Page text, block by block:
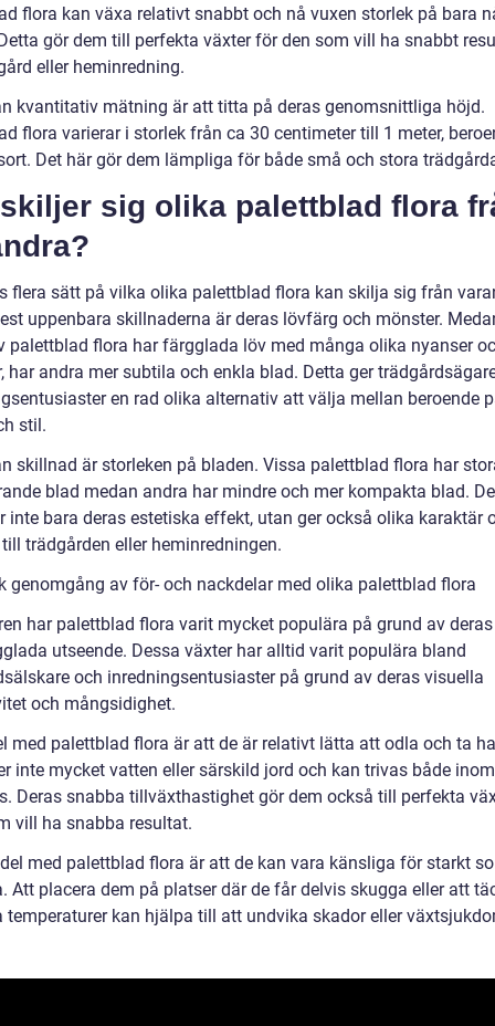
flora kan växa relativt snabbt och nå vuxen storlek på bara
gör dem till perfekta växter för den som vill ha snabbt
eller heminredning.
kvantitativ mätning är att titta på deras genomsnittliga höjd.
flora varierar i storlek från ca 30 centimeter till 1 meter,
Det här gör dem lämpliga för både små och stora
sig olika palettblad flora
flera sätt på vilka olika palettblad flora kan skilja sig från
uppenbara skillnaderna är deras lövfärg och mönster.
palettblad flora har färgglada löv med många olika nyanser
har andra mer subtila och enkla blad. Detta ger
en rad olika alternativ att välja mellan beroende
stil.
skillnad är storleken på bladen. Vissa palettblad flora har
blad medan andra har mindre och mer kompakta blad.
inte bara deras estetiska effekt, utan ger också olika karaktär
trädgården eller heminredningen.
genomgång av för- och nackdelar med olika palettblad flora
har palettblad flora varit mycket populära på grund av
utseende. Dessa växter har alltid varit populära bland
och inredningsentusiaster på grund av deras visuella
och mångsidighet.
med palettblad flora är att de är relativt lätta att odla och ta
inte mycket vatten eller särskild jord och kan trivas både
Deras snabba tillväxthastighet gör dem också till perfekta
vill ha snabba resultat.
med palettblad flora är att de kan vara känsliga för starkt
Att placera dem på platser där de får delvis skugga eller att
temperaturer kan hjälpa till att undvika skador eller